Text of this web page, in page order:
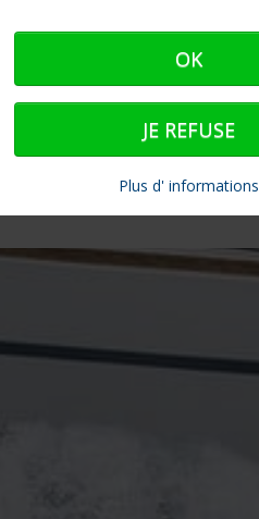
OK
JE REFUSE
Plus d' informations